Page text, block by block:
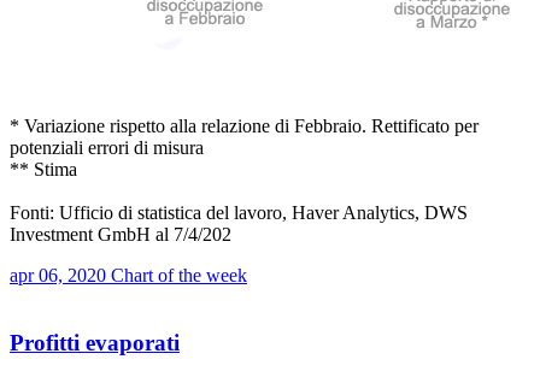
* Variazione rispetto alla relazione di Febbraio. Rettificato per
potenziali errori di misura
** Stima
Fonti: Ufficio di statistica del lavoro, Haver Analytics, DWS
Investment GmbH al 7/4/202
apr 06, 2020 Chart of the week
Profitti evaporati